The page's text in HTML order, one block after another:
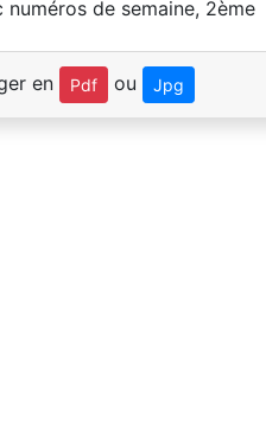
en Pdf ou Jpg